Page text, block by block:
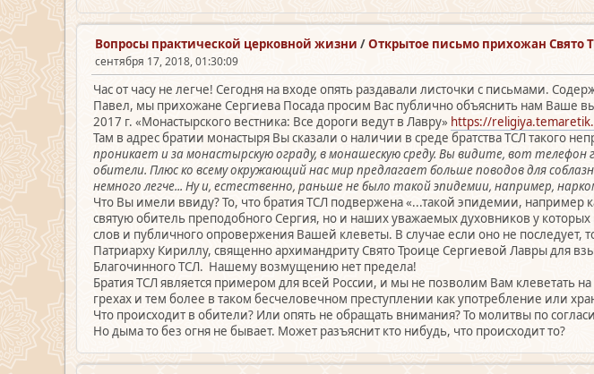
Вопросы практической церковной жизни /Открытое письмо прихожан Свято
сентября 17, 2018, 01:30:09
Час от часу не легче! Сегодня на входе опять раздавали листочки с письмами.
Павел, мы прихожане Сергиева Посада просим Вас публично объяснить нам Ваше
2017 г. «Монастырского вестника: Все дороги ведут в Лавру» https://
Там в адрес братии монастыря Вы сказали о наличии в среде братства ТСЛ такого
проникает и за монастырскую ограду, в монашескую среду. Вы видите, вот
обители. Плюс ко всему окружающий нас мир предлагает больше поводов для
немного легче... Ну и, естественно, раньше не было такой эпидемии, например,
Что Вы имели ввиду? То, что братия ТСЛ подвержена «...такой эпидемии, например
святую обитель преподобного Сергия, но и наших уважаемых духовников у
слов и публичного опровержения Вашей клеветы. В случае если оно не
Патриарху Кириллу, священно архимандриту Свято Троице Сергиевой Лавры для
Благочинного ТСЛ. Нашему возмущению нет предела!
Братия ТСЛ является примером для всей России, и мы не позволим Вам клеветать
грехах и тем более в таком бесчеловечном преступлении как употребление или
Что происходит в обители? Или опять не обращать внимания? То молитвы по
Но дыма то без огня не бывает. Может разъяснит кто нибудь, что происходит то?